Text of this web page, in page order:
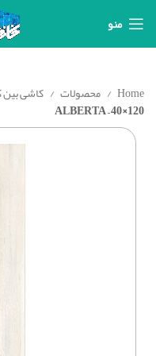
منو
Home محصولات کاشی بین
120×40 – ALBERTA